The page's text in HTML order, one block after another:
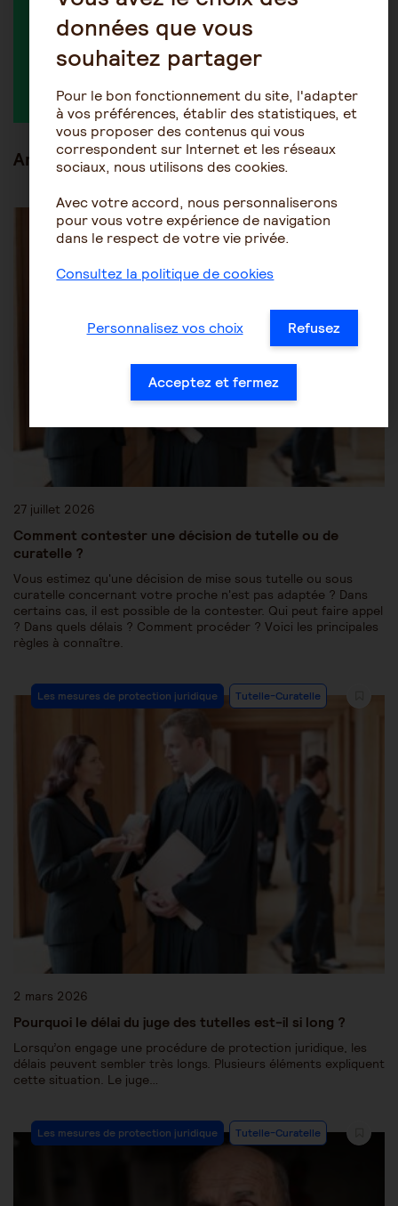
Articles en lien
Les mesures de protection juridique Tutelle-Curatelle
27 juillet 2026
Comment contester une décision de tutelle ou de
curatelle ?
Vous estimez qu'une décision de mise sous tutelle ou sous
curatelle concernant votre proche n'est pas adaptée ? Dans
certains cas, il est possible de la contester. Qui peut faire appel
? Dans quels délais ? Comment procéder ? Voici les principales
règles à connaître.
Les mesures de protection juridique Tutelle-Curatelle
2 mars 2026
Pourquoi le délai du juge des tutelles est-il si long ?
Lorsqu’on engage une procédure de protection juridique, les
délais peuvent sembler très longs. Plusieurs éléments expliquent
cette situation. Le juge…
Les mesures de protection juridique Tutelle-Curatelle
données que vous
souhaitez partager
Pour le bon fonctionnement du site, l'adapter
à vos préférences, établir des statistiques, et
vous proposer des contenus qui vous
correspondent sur Internet et les réseaux
sociaux, nous utilisons des cookies.
Avec votre accord, nous personnaliserons
pour vous votre expérience de navigation
dans le respect de votre vie privée.
Consultez la politique de cookies
Personnalisez vos choix Refusez
Acceptez et fermez